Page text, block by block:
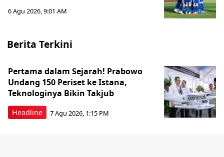
6 Agu 2026, 9:01 AM
Berita Terkini
Headline
Pertama dalam Sejarah! Prabowo
Undang 150 Periset ke Istana,
Teknologinya Bikin Takjub
7 Agu 2026, 1:15 PM